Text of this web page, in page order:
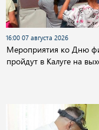
16:00 07 августа 2026
Мероприятия ко Дню
пройдут в Калуге на